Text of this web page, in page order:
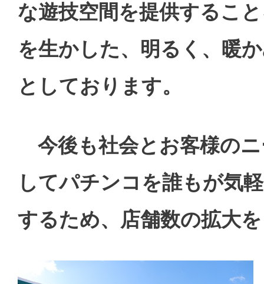
な遊技空間を提供するこ
を生かした、明るく、暖
としております。
今後も社会とお客様の
してパチンコを誰もが気
するため、店舗数の拡大